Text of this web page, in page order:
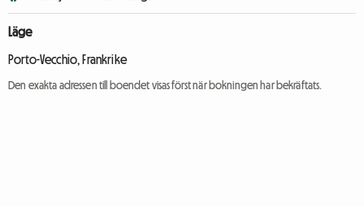
Läge
Porto-Vecchio, Frankrike
Den exakta adressen till boendet visas först när bokningen har bekräftats.